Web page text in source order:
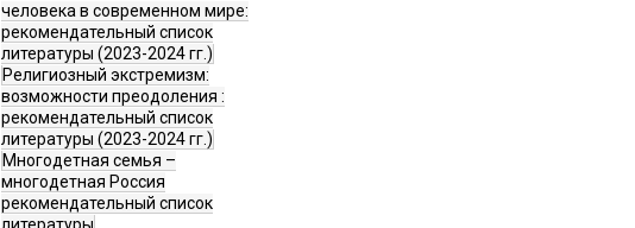
человека в современном мире:
рекомендательный список
литературы (2023-2024 гг.)
Религиозный экстремизм:
возможности преодоления :
рекомендательный список
литературы (2023-2024 гг.)
Многодетная семья –
многодетная Россия
рекомендательный список